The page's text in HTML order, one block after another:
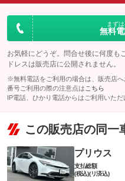
まず
無料
お気軽にどうぞ。問合せ後に何度も
ドレスは販売店に公開されません。
※無料電話をご利用の場合は、販売店
番号ご利用の際の注意点は こちら
IP電話、ひかり電話からはご利用いただ
この販売店の同一
プリウス
支払総額
(税込)(リ済込)